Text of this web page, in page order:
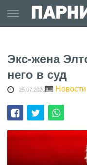
to
content
Экс-жена
него в суд
25.07.2020 Новости